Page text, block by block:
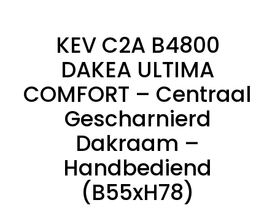
KEV C2A B4800
DAKEA ULTIMA
COMFORT – Centraal
Gescharnierd
Dakraam –
Handbediend
(B55xH78)